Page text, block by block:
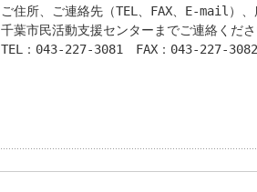
ご住所、ご連絡先（TEL、FAX、E-mail）、
千葉市民活動支援センターまでご連絡くださ
TEL：043-227-3081　FAX：043-227-